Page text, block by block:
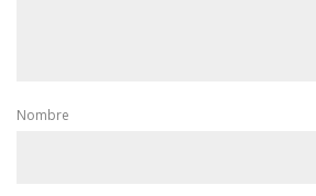
Nombre